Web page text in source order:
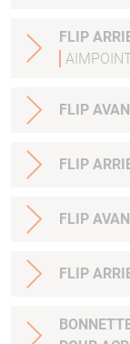
FLIP
FLIP
FLIP
FLIP
FLIP